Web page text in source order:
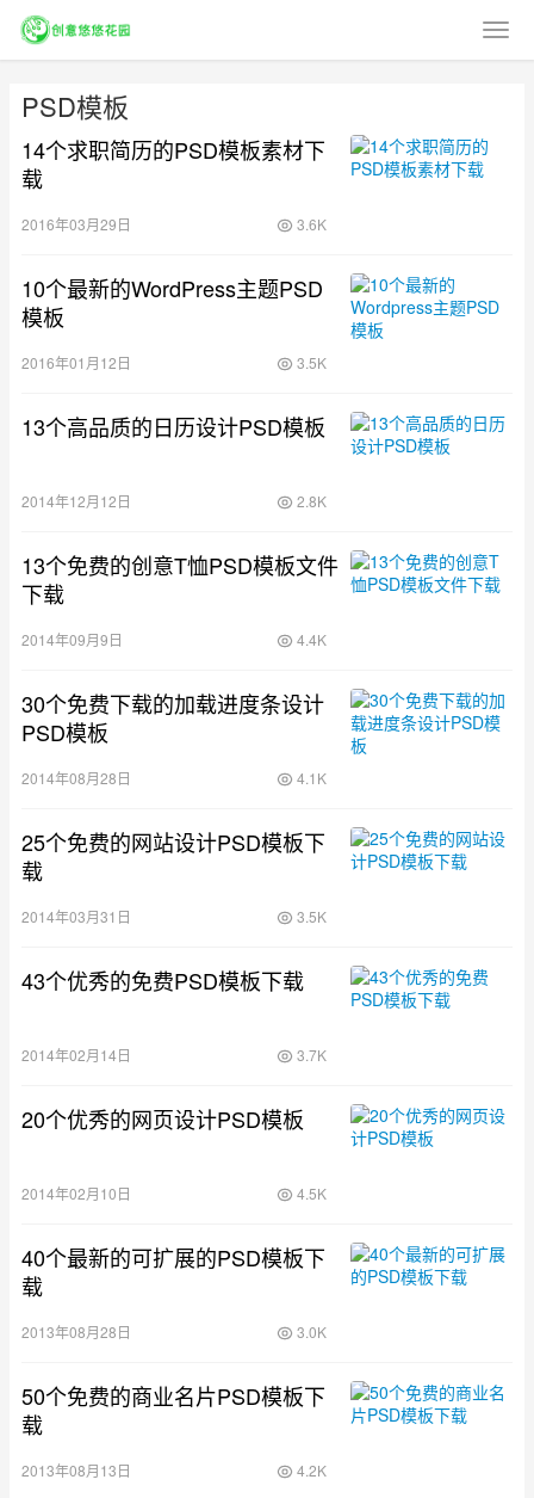
PSD模板
14个求职简历的PSD模板素材下
载
2016年03月29日 3.6K
10个最新的WordPress主题PSD
模板
2016年01月12日 3.5K
13个高品质的日历设计PSD模板
2014年12月12日 2.8K
13个免费的创意T恤PSD模板文件
下载
2014年09月9日 4.4K
30个免费下载的加载进度条设计
PSD模板
2014年08月28日 4.1K
25个免费的网站设计PSD模板下
载
2014年03月31日 3.5K
43个优秀的免费PSD模板下载
2014年02月14日 3.7K
20个优秀的网页设计PSD模板
2014年02月10日 4.5K
40个最新的可扩展的PSD模板下
载
2013年08月28日 3.0K
50个免费的商业名片PSD模板下
载
2013年08月13日 4.2K